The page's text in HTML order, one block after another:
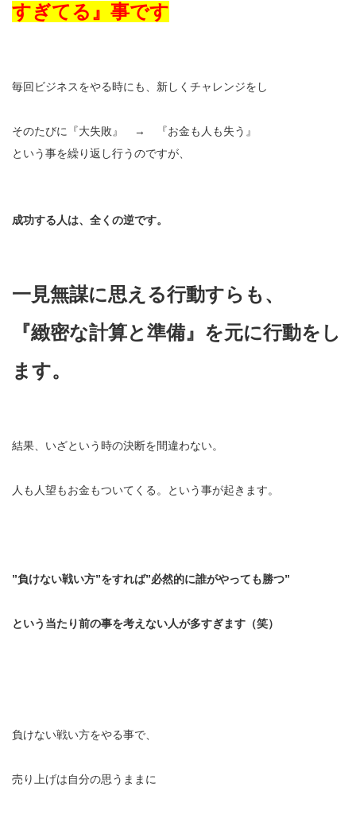
すぎてる』事です
毎回ビジネスをやる時にも、新しくチャレンジをし
そのたびに『大失敗』 → 『お金も人も失う』
という事を繰り返し行うのですが、
成功する人は、全くの逆です。
一見無謀に思える行動すらも、
『緻密な計算と準備』を元に行動をし
ます。
結果、いざという時の決断を間違わない。
人も人望もお金もついてくる。という事が起きます。
”負けない戦い方”をすれば”必然的に誰がやっても勝つ”
という当たり前の事を考えない人が多すぎます（笑）
負けない戦い方をやる事で、
売り上げは自分の思うままに